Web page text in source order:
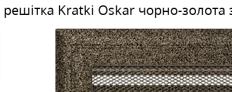
решітка Kratki Oskar чорно-